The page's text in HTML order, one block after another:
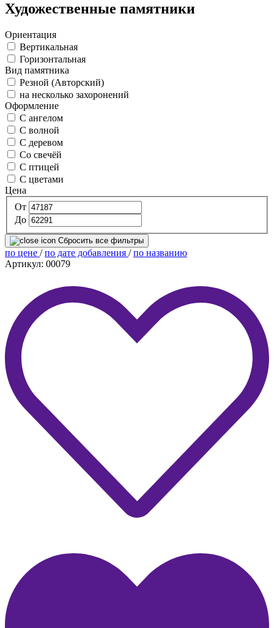
Художественные памятники
Ориентация
Вертикальная
Горизонтальная
Вид памятника
Резной (Авторский)
на несколько захоронений
Оформление
С ангелом
С волной
С деревом
Со свечёй
С птицей
С цветами
Цена
От
До
Сбросить все фильтры
по цене /по дате добавления /по названию
Артикул: 00079